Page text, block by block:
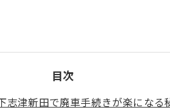
目次
志津新田で廃車手続きが楽になる